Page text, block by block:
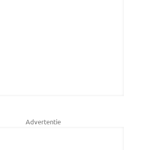
Advertentie